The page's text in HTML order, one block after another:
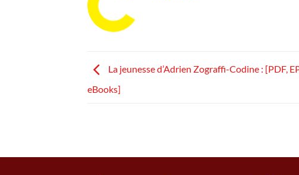
La jeunesse d’Adrien Zograffi-Codine : [PDF,
eBooks]